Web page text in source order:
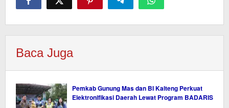
Baca Juga
Pemkab Gunung Mas dan BI Kalteng Perkuat
Elektronifikasi Daerah Lewat Program BADARIS